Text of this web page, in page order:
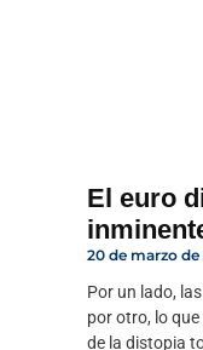
El euro
20 de marzo de
Por un lado,
por otro, lo
de la distopia